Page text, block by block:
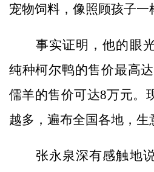
宠物饲料，像照顾孩子一
事实证明，他的眼光
纯种柯尔鸭的售价最高
儒羊的售价可达8万元。
越多，遍布全国各地，生
张永泉深有感触地说